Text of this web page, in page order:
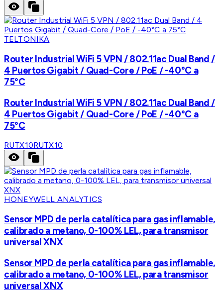
TELTONIKA
Router Industrial WiFi 5 VPN / 802.11ac Dual Band /
4 Puertos Gigabit / Quad-Core / PoE / -40°C a
75°C
Router Industrial WiFi 5 VPN / 802.11ac Dual Band /
4 Puertos Gigabit / Quad-Core / PoE / -40°C a
75°C
RUTX10RUTX10
HONEYWELL ANALYTICS
Sensor MPD de perla catalítica para gas inflamable,
calibrado a metano, 0-100% LEL, para transmisor
universal XNX
Sensor MPD de perla catalítica para gas inflamable,
calibrado a metano, 0-100% LEL, para transmisor
universal XNX